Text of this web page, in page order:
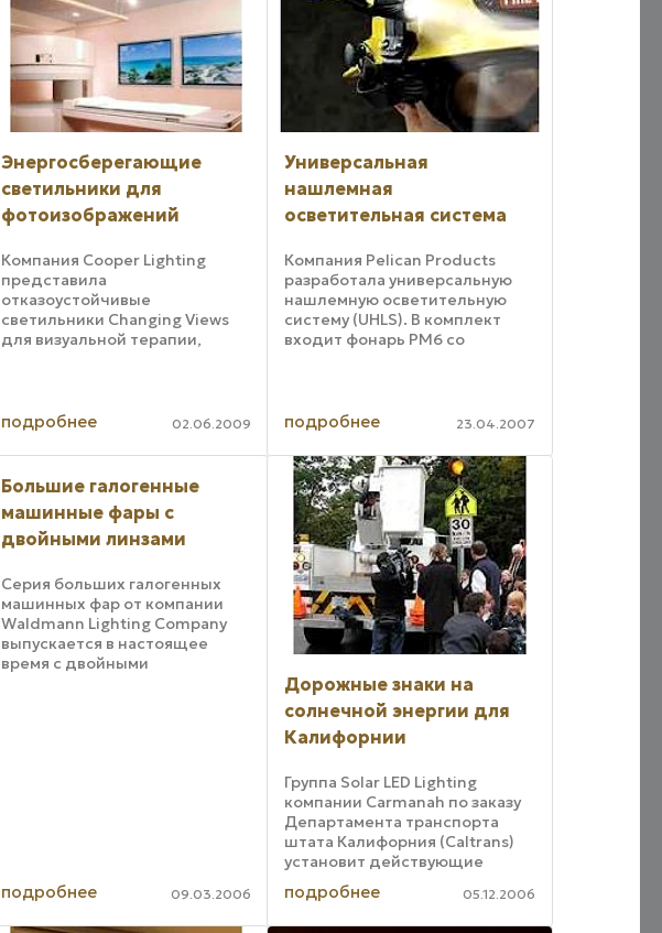
Энергосберегающие
светильники для
фотоизображений
Компания Cooper Lighting
представила
отказоустойчивые
светильники Changing Views
для визуальной терапии,
известным фотографом
обладателем премии
Smithsonian Award Джо ...
подробнее 02.06.2009
Универсальная
нашлемная
осветительная система
Компания Pelican Products
разработала универсальную
нашлемную осветительную
систему (UHLS). В комплект
входит фонарь РМ6 со
скоба. Система UHLS подходит
промышленных и ...
подробнее 23.04.2007
Большие галогенные
машинные фары с
двойными линзами
Серия больших галогенных
машинных фар от компании
Waldmann Lighting Company
выпускается в настоящее
время с двойными
подробнее 09.03.2006
Дорожные знаки на
солнечной энергии для
Калифорнии
Группа Solar LED Lighting
компании Carmanah по заказу
Департамента транспорта
штата Калифорния (Caltrans)
установит действующие
круглосуточно дорожные
знаки R247C на солнечных
элементах питания. Установка
подробнее 05.12.2006